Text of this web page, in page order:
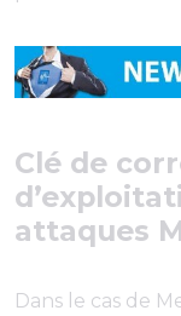
Clé de
attaques
Dans le cas de